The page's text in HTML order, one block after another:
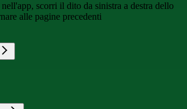
scorri il dito da sinistra a destra dello
alle pagine precedenti